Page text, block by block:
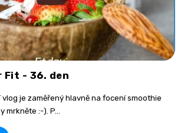
Fit - 36. den
je zaměřený hlavně na focení smoothie
mrkněte :-). P...